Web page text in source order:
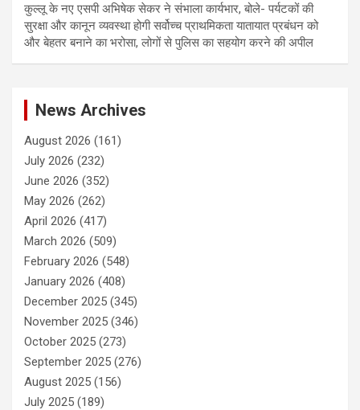
कुल्लू के नए एसपी अभिषेक सेकर ने संभाला कार्यभार, बोले- पर्यटकों की
सुरक्षा और कानून व्यवस्था होगी सर्वोच्च प्राथमिकता यातायात प्रबंधन को
और बेहतर बनाने का भरोसा, लोगों से पुलिस का सहयोग करने की अपील
News Archives
August 2026 (161)
July 2026 (232)
June 2026 (352)
May 2026 (262)
April 2026 (417)
March 2026 (509)
February 2026 (548)
January 2026 (408)
December 2025 (345)
November 2025 (346)
October 2025 (273)
September 2025 (276)
August 2025 (156)
July 2025 (189)